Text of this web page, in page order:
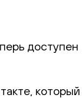
доступен
который